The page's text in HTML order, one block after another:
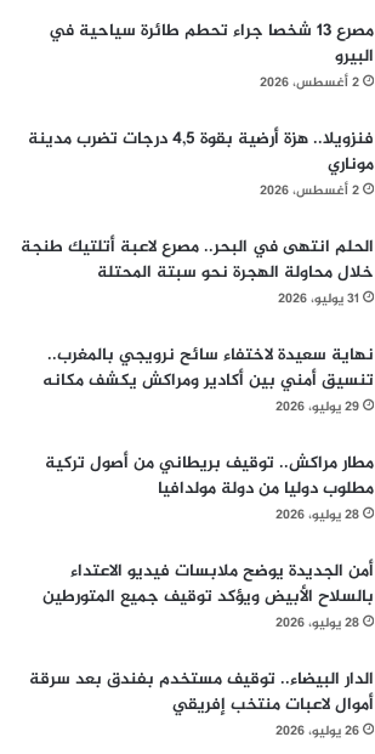
مصرع 13 شخصا جراء تحطم طائرة سياحية في
البيرو
2 أغسطس، 2026
فنزويلا.. هزة أرضية بقوة 4,5 درجات تضرب مدينة
موناري
2 أغسطس، 2026
الحلم انتهى في البحر.. مصرع لاعبة أتلتيك طنجة
خلال محاولة الهجرة نحو سبتة المحتلة
31 يوليو، 2026
نهاية سعيدة لاختفاء سائح نرويجي بالمغرب..
تنسيق أمني بين أكادير ومراكش يكشف مكانه
29 يوليو، 2026
مطار مراكش.. توقيف بريطاني من أصول تركية
مطلوب دوليا من دولة مولدافيا
28 يوليو، 2026
أمن الجديدة يوضح ملابسات فيديو الاعتداء
بالسلاح الأبيض ويؤكد توقيف جميع المتورطين
28 يوليو، 2026
الدار البيضاء.. توقيف مستخدم بفندق بعد سرقة
أموال لاعبات منتخب إفريقي
26 يوليو، 2026